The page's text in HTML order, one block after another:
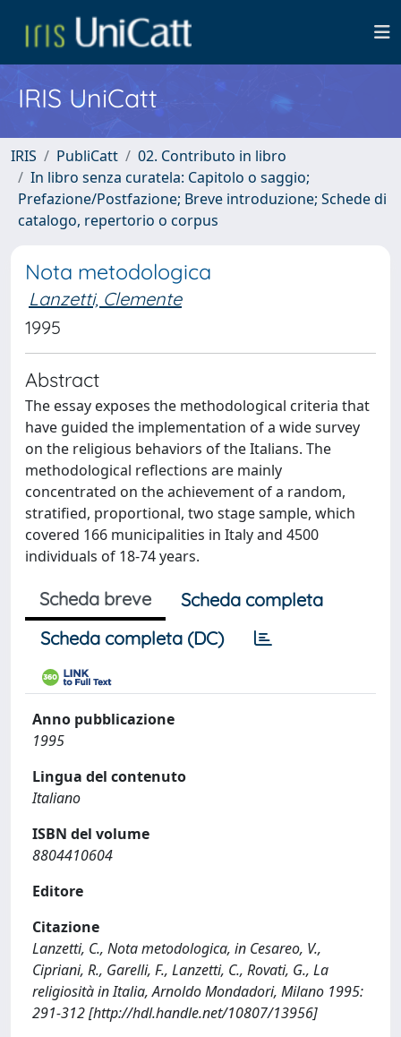
IRIS UniCatt
IRIS PubliCatt
02. Contributo in libro
In libro senza curatela: Capitolo o saggio;
Prefazione/Postfazione; Breve introduzione; Schede di
catalogo, repertorio o corpus
Nota metodologica
Lanzetti, Clemente
1995
Abstract
The essay exposes the methodological criteria that
have guided the implementation of a wide survey
on the religious behaviors of the Italians. The
methodological reflections are mainly
concentrated on the achievement of a random,
stratified, proportional, two stage sample, which
covered 166 municipalities in Italy and 4500
individuals of 18-74 years.
Scheda breve
Scheda completa
Scheda completa (DC)
Anno pubblicazione
1995
Lingua del contenuto
Italiano
ISBN del volume
8804410604
Editore
Citazione
Lanzetti, C., Nota metodologica, in Cesareo, V.,
Cipriani, R., Garelli, F., Lanzetti, C., Rovati, G., La
religiosità in Italia, Arnoldo Mondadori, Milano 1995:
291-312 [http://hdl.handle.net/10807/13956]